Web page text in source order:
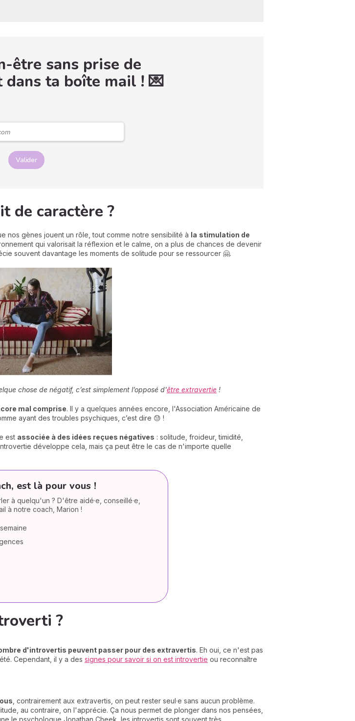
être sans prise de
ta boîte mail ! 💌
Valider
de caractère ?
nos gènes jouent un rôle, tout comme notre sensibilité à la stimulation de
qui valorisait la réflexion et le calme, on a plus de chances de devenir
souvent davantage les moments de solitude pour se ressourcer 🤗.
chose de négatif, c’est simplement l’opposé d'être extravertie !
mal comprise. Il y a quelques années encore, l'Association Américaine de
ayant des troubles psychiques, c’est dire 😓 !
est associée à des idées reçues négatives : solitude, froideur, timidité,
développe cela, mais ça peut être le cas de n'importe quelle
est là pour vous !
à quelqu'un ? D'être aidé·e, conseillé·e,
à notre coach, Marion !
?
d'introvertis peuvent passer pour des extravertis. Eh oui, ce n'est pas
Cependant, il y a des signes pour savoir si on est introvertie ou reconnaître
, contrairement aux extravertis, on peut rester seul·e sans aucun problème.
au contraire, on l'apprécie. Ça nous permet de plonger dans nos pensées,
le psychologue Jonathan Cheek, les introvertis sont souvent très